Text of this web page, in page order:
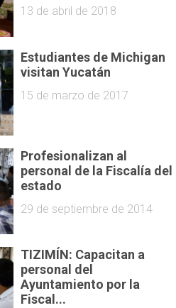
13 de abril de 2018
Estudiantes de Michigan
visitan Yucatán
15 de marzo de 2017
Profesionalizan al
personal de la Fiscalía del
estado
29 de septiembre de 2014
TIZIMÍN: Capacitan a
personal del
Ayuntamiento por la
Fiscal...